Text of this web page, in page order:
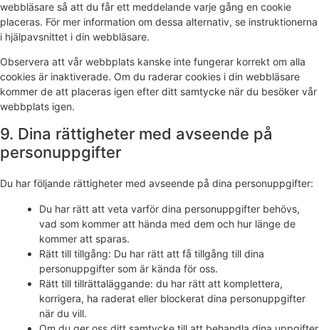
webbläsare så att du får ett meddelande varje gång en cookie
placeras. För mer information om dessa alternativ, se instruktionerna
i hjälpavsnittet i din webbläsare.
Observera att vår webbplats kanske inte fungerar korrekt om alla
cookies är inaktiverade. Om du raderar cookies i din webbläsare
kommer de att placeras igen efter ditt samtycke när du besöker vår
webbplats igen.
9. Dina rättigheter med avseende på
personuppgifter
Du har följande rättigheter med avseende på dina personuppgifter:
Du har rätt att veta varför dina personuppgifter behövs,
vad som kommer att hända med dem och hur länge de
kommer att sparas.
Rätt till tillgång: Du har rätt att få tillgång till dina
personuppgifter som är kända för oss.
Rätt till tillrättaläggande: du har rätt att komplettera,
korrigera, ha raderat eller blockerat dina personuppgifter
när du vill.